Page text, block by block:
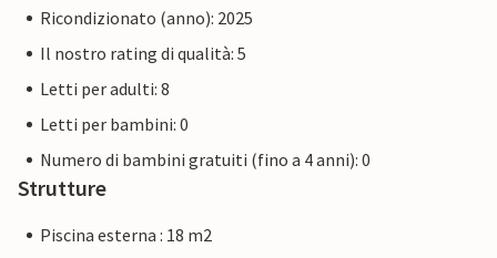
Ricondizionato (anno): 2025
Il nostro rating di qualità: 5
Letti per adulti: 8
Letti per bambini: 0
Numero di bambini gratuiti (fino a 4 anni): 0
Strutture
Piscina esterna : 18 m2